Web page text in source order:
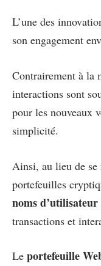
L’une des
son engagement
Contrairement à la
interactions sont
pour les nouveaux
simplicité.
Ainsi, au lieu de se
portefeuilles
noms
transactions et
Le portefeuille